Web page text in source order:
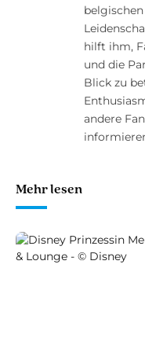
hilft ihm,
und die
Blick zu
andere
Mehr lesen